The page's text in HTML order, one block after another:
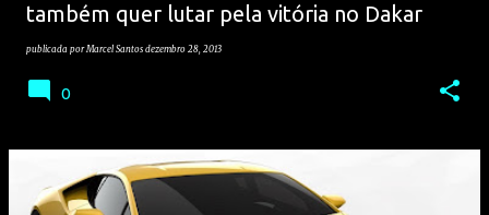
também quer lutar pela vitória no Dakar
publicada porMarcel Santos dezembro 28, 2013
0